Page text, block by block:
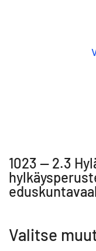
1023 -- 2.3
Valitse